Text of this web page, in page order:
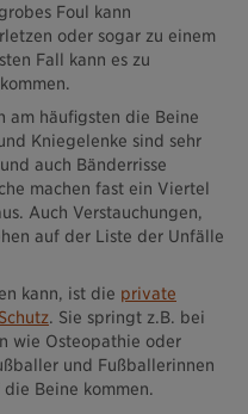
Foul kann
oder sogar zu einem
Fall kann es zu
am häufigsten die Beine
Kniegelenke sind sehr
auch Bänderrisse
machen fast ein Viertel
Auch Verstauchungen,
auf der Liste der Unfälle
kann, ist die private
. Sie springt z.B. bei
wie Osteopathie oder
und Fußballerinnen
Beine kommen.